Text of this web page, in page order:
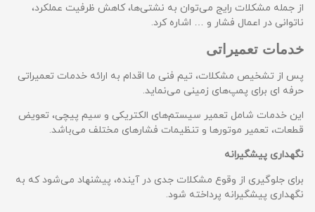
از جمله مشکلات رایج می‌توان به نشتی‌ها، کاهش ظرفیت عملکرد،
ناتوانی در اعمال فشار و … اشاره کرد.
خدمات تعمیراتی
پس از تشخیص مشکلات، تیم فنی ما اقدام به ارائه خدمات تعمیراتی
حرفه ای برای پمپ‌های زمینی می‌نماید.
این خدمات شامل تعمیر سیستم‌های الکتریکی و سیم پیچی، تعویض
قطعات، تعمیر موتورها و تنظیمات فشارهای مختلف می‌باشد.
نگهداری پیشگیرانه
برای جلوگیری از وقوع مشکلات جدی در آینده، پیشنهاد می‌شود که به
نگهداری پیشگیرانه پرداخته شود.